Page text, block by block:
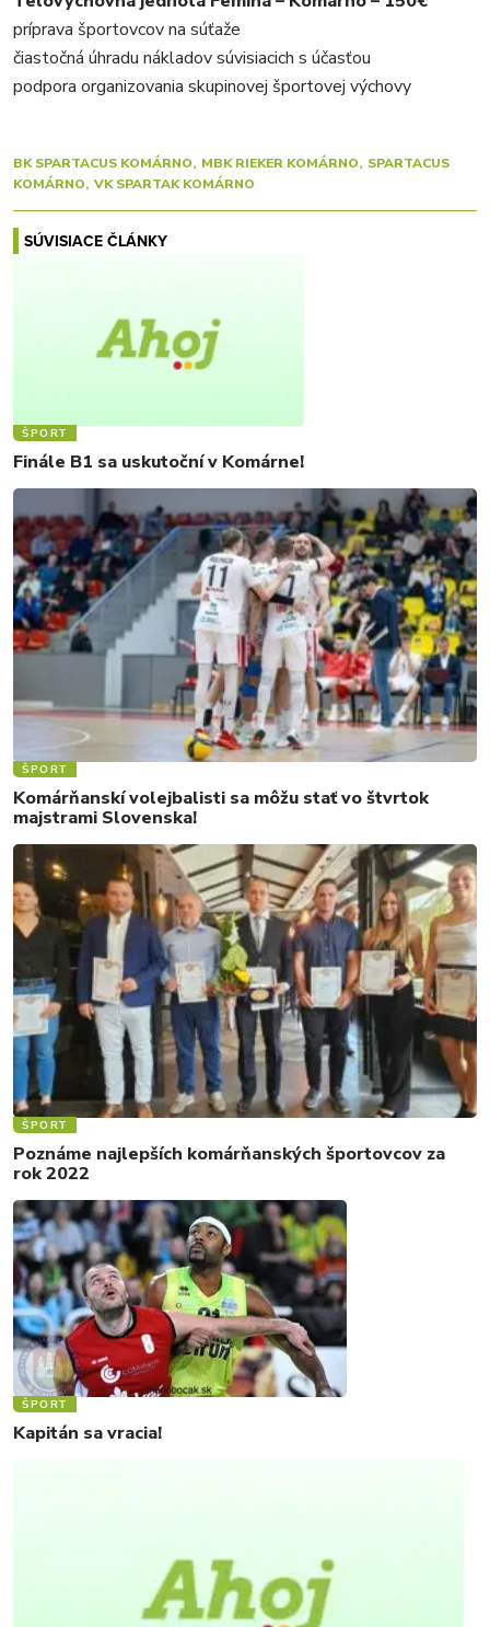
príprava športovcov na súťaže
čiastočná úhradu nákladov súvisiacich s účasťou
podpora organizovania skupinovej športovej výchovy
BK SPARTACUS KOMÁRNO MBK RIEKER KOMÁRNO
SPARTACUS
KOMÁRNO VK SPARTAK KOMÁRNO
SÚVISIACE ČLÁNKY
ŠPORT
Finále B1 sa uskutoční v Komárne!
ŠPORT
Komárňanskí volejbalisti sa môžu stať vo štvrtok
majstrami Slovenska!
ŠPORT
Poznáme najlepších komárňanských športovcov za
rok 2022
ŠPORT
Kapitán sa vracia!